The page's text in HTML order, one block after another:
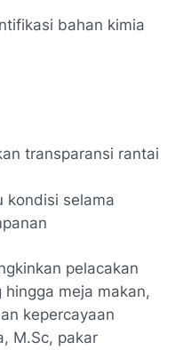
bahan kimia
transparansi rantai
kondisi selama
pelacakan
meja makan,
kepercayaan
M.Sc, pakar